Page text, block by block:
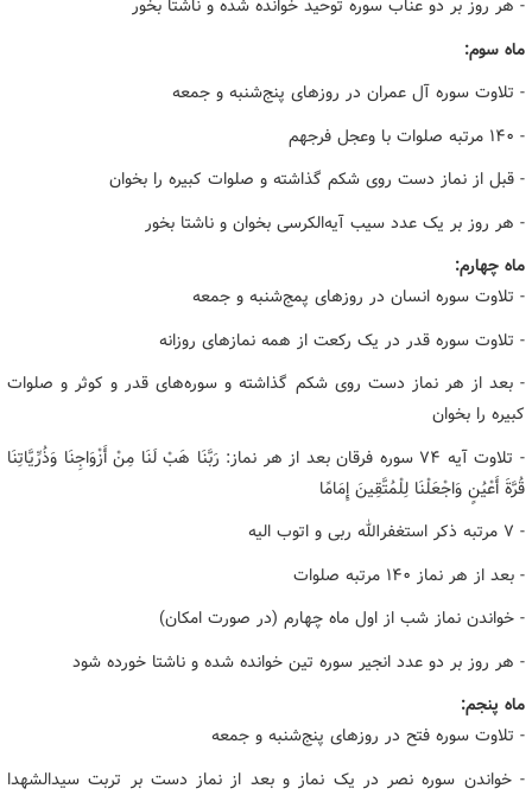
- هر روز بر دو عناب سوره توحید خوانده شده و ناشتا بخور
ماه سوم:
- تلاوت سوره آل عمران در روزهای پنج‌شنبه و جمعه
- ۱۴۰ مرتبه صلوات با وعجل فرجهم
- قبل از نماز دست روی شکم گذاشته و صلوات کبیره را بخوان
- هر روز بر یک عدد سیب آیه‌الکرسی بخوان و ناشتا بخور
ماه چهارم:
- تلاوت سوره انسان در روزهای پمج‌شنبه و جمعه
- تلاوت سوره قدر در یک رکعت از همه نمازهای روزانه
- بعد از هر نماز دست روی شکم گذاشته و سوره‌های قدر و کوثر و صلوات
کبیره را بخوان
- تلاوت آیه ۷۴ سوره فرقان بعد از هر نماز: رَبَّنَا هَبْ لَنَا مِنْ أَزْوَاجِنَا وَذُرِّیَّاتِنَا
قُرَّةَ أَعْیُنٍ وَاجْعَلْنَا لِلْمُتَّقِینَ إِمَامًا
- ۷ مرتبه ذکر استغفرالله ربی و اتوب الیه
- بعد از هر نماز ۱۴۰ مرتبه صلوات
- خواندن نماز شب از اول ماه چهارم (در صورت امکان)
- هر روز بر دو عدد انجیر سوره تین خوانده شده و ناشتا خورده شود
ماه پنجم:
- تلاوت سوره فتح در روزهای پنج‌شنبه و جمعه
- خواندن سوره نصر در یک نماز و بعد از نماز دست بر تربت سیدالشهدا